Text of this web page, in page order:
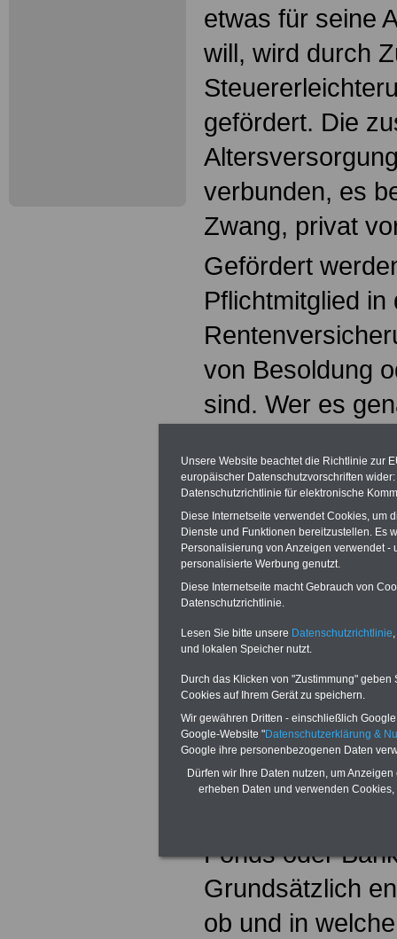
etwas für seine
will, wird durch
gefördert. Die
verbunden, es
Zwang, privat
Gefördert
Pflichtmitglied
von Besoldung
sind. Wer es
Details.
Grundsätzlich
gefördert, die im
lebenslange
Rente bzw.
Beginn der
Jahre 2002
Trägern wie
Versicherungen
Anlageformen
Fonds oder
Grundsätzlich
ob und in
Unsere Website beachtet die Richtlinie zur
europäischer Datenschutzvorschriften
Datenschutzrichtlinie für elektronische
Diese Internetseite verwendet Cookies, um
Dienste und Funktionen bereitzustellen. Es
Personalisierung von Anzeigen verwendet
personalisierte Werbung genutzt.
Diese Internetseite macht Gebrauch von
Datenschutzrichtlinie.
Lesen Sie bitte unsere Datenschutzrichtlinie
und lokalen Speicher nutzt.
Durch das Klicken von "Zustimmung"
Cookies auf Ihrem Gerät zu speichern.
Wir gewähren Dritten - einschließlich
Google-Website "Datenschutzerklärung &
Google ihre personenbezogenen Daten
Dürfen wir Ihre Daten nutzen, um
erheben Daten und verwenden